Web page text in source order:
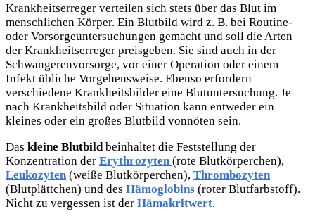
Krankheitserreger verteilen sich stets über das Blut im
menschlichen Körper. Ein Blutbild wird z. B. bei Routine-
oder Vorsorgeuntersuchungen gemacht und soll die Arten
der Krankheitserreger preisgeben. Sie sind auch in der
Schwangerenvorsorge, vor einer Operation oder einem
Infekt übliche Vorgehensweise. Ebenso erfordern
verschiedene Krankheitsbilder eine Blutuntersuchung. Je
nach Krankheitsbild oder Situation kann entweder ein
kleines oder ein großes Blutbild vonnöten sein.
Das kleine Blutbild beinhaltet die Feststellung der
Konzentration der Erythrozyten (rote Blutkörperchen),
Leukozyten (weiße Blutkörperchen), Thrombozyten
(Blutplättchen) und des Hämoglobins (roter Blutfarbstoff).
Nicht zu vergessen ist der Hämakritwert.